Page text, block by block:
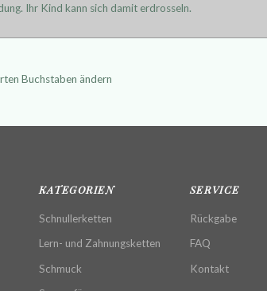
Ihr Kind kann sich damit erdrosseln.
Buchstaben ändern
KATEGORIEN
Schnullerketten
Lern- und Zahnungsketten
Schmuck
SERVICE
Rückgabe
FAQ
Kontakt